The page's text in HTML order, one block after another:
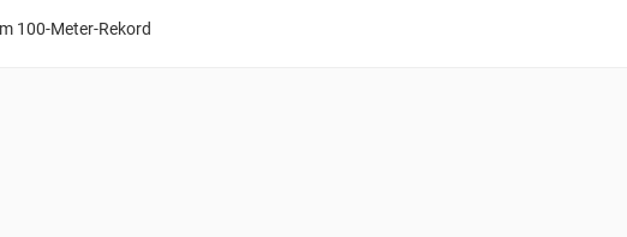
100-Meter-Rekord